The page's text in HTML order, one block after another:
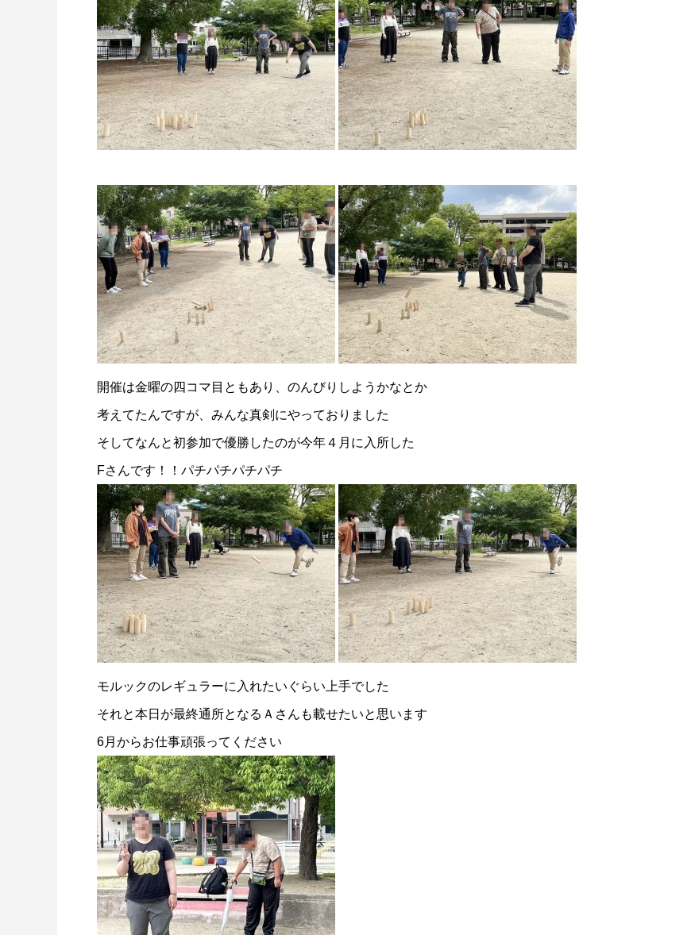
開催は金曜の四コマ目ともあり、のんびりしようかなとか
考えてたんですが、みんな真剣にやっておりました
そしてなんと初参加で優勝したのが今年４月に入所した
Fさんです！！パチパチパチパチ
モルックのレギュラーに入れたいぐらい上手でした
それと本日が最終通所となるＡさんも載せたいと思います
6月からお仕事頑張ってください